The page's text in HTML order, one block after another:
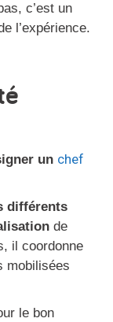
c’est un
l’expérience.
un chef
différents
de
il coordonne
mobilisées
le bon